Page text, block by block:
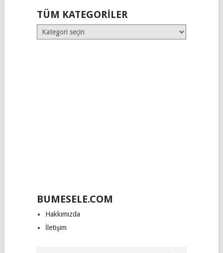
TÜM KATEGORILER
Tüm
Kategoriler
BUMESELE.COM
Hakkımızda
İletişim